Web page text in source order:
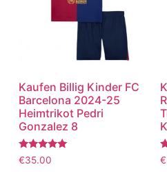
Kaufen Billig Kinder FC
Barcelona 2024-25
Heimtrikot Pedri
Gonzalez 8
Bewertet
mit
€35.00 €